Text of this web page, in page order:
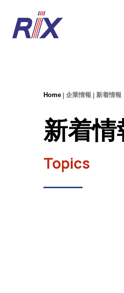
Home 企業情報 新着情報
新着情
Topics